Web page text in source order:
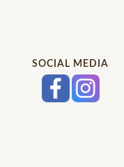
SOCIAL MEDIA